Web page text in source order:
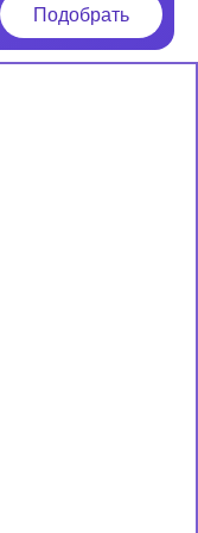
Подобрать